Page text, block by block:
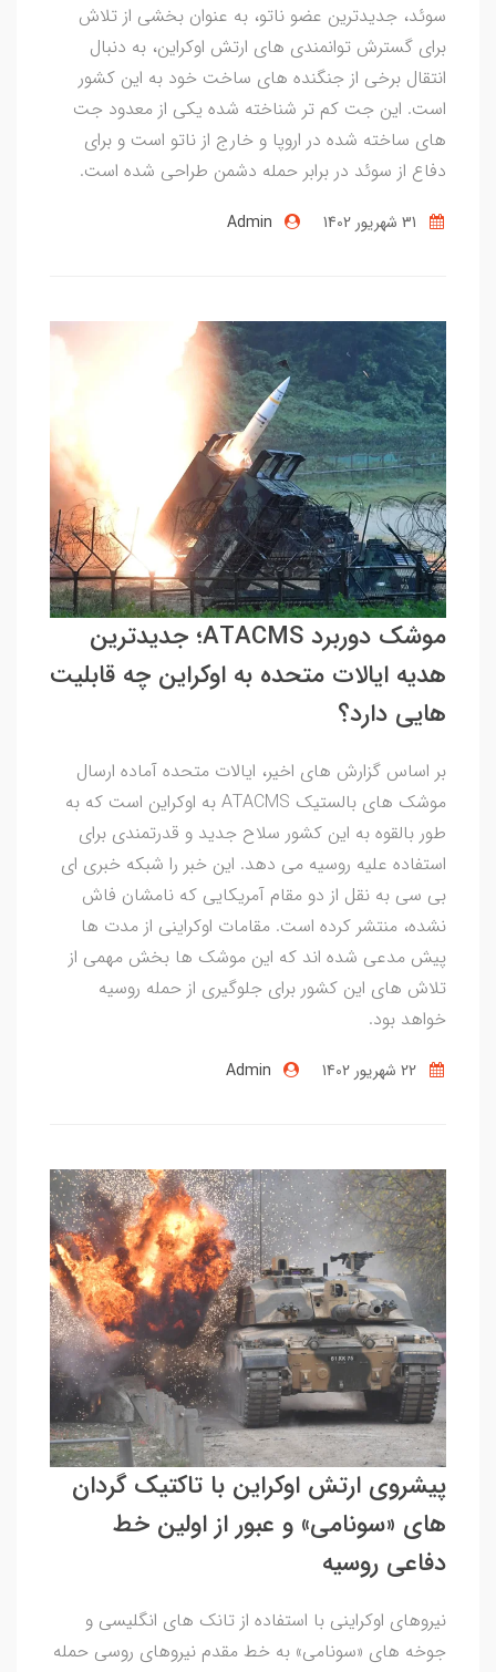
سوئد، جدیدترین عضو ناتو، به عنوان بخشی از تلاش
برای گسترش توانمندی های ارتش اوکراین، به دنبال
انتقال برخی از جنگنده های ساخت خود به این کشور
است. این جت کم تر شناخته شده یکی از معدود جت
های ساخته شده در اروپا و خارج از ناتو است و برای
دفاع از سوئد در برابر حمله دشمن طراحی شده است.
Admin
موشک دوربرد ATACMS؛ جدیدترین
هدیه ایالات متحده به اوکراین چه قابلیت
هایی دارد؟
بر اساس گزارش های اخیر، ایالات متحده آماده ارسال
موشک های بالستیک ATACMS به اوکراین است که به
طور بالقوه به این کشور سلاح جدید و قدرتمندی برای
استفاده علیه روسیه می دهد. این خبر را شبکه خبری ای
بی سی به نقل از دو مقام آمریکایی که نامشان فاش
نشده، منتشر کرده است. مقامات اوکراینی از مدت ها
پیش مدعی شده اند که این موشک ها بخش مهمی از
تلاش های این کشور برای جلوگیری از حمله روسیه
خواهد بود.
Admin
پیشروی ارتش اوکراین با تاکتیک گردان
های «سونامی» و عبور از اولین خط
دفاعی روسیه
نیروهای اوکراینی با استفاده از تانک های انگلیسی و
جوخه های «سونامی» به خط مقدم نیروهای روسی حمله